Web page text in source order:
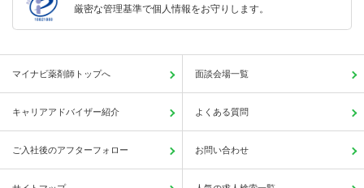
厳密な管理基準で個人情報をお守りします。
マイナビ薬剤師トップへ 面談会場一覧
キャリアアドバイザー紹介 よくある質問
ご入社後のアフターフォロー お問い合わせ